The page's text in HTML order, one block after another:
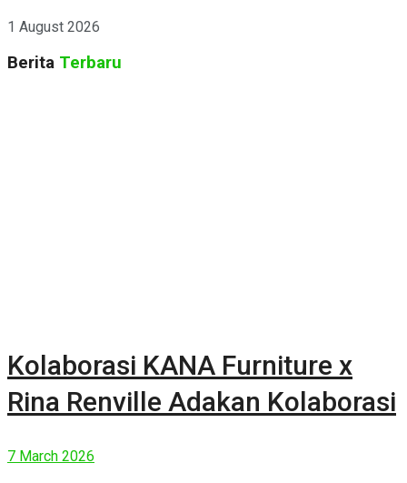
1 August 2026
Berita Terbaru
Kolaborasi KANA Furniture x
Rina Renville Adakan Kolaborasi
7 March 2026